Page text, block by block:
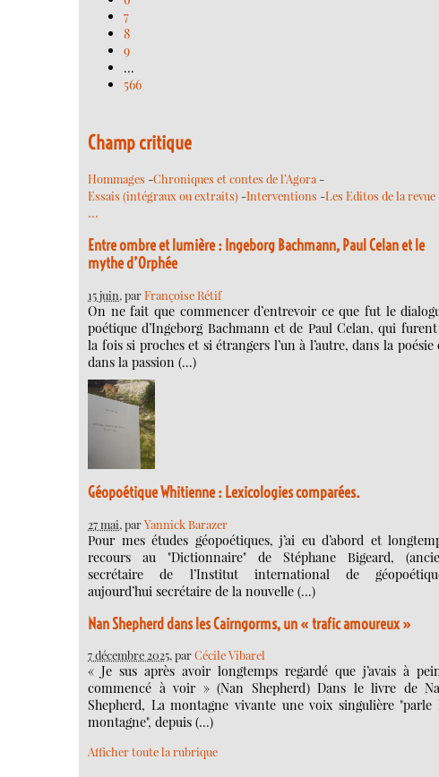
7
8
9
…
566
Champ critique
Hommages -Chroniques et contes de l’Agora -
Essais (intégraux ou extraits) -Interventions -Les Editos de la revue
…
Entre ombre et lumière : Ingeborg Bachmann, Paul Celan et le
mythe d’Orphée
15 juin, parFrançoise Rétif
On ne fait que commencer d’entrevoir ce que fut le
poétique d’Ingeborg Bachmann et de Paul Celan, qui furent
la fois si proches et si étrangers l’un à l’autre, dans la poésie
dans la passion (…)
Géopoétique Whitienne : Lexicologies comparées.
27 mai, parYannick Barazer
Pour mes études géopoétiques, j’ai eu d’abord et
recours au "Dictionnaire" de Stéphane Bigeard,
secrétaire de l’Institut international de
aujourd’hui secrétaire de la nouvelle (…)
Nan Shepherd dans les Cairngorms, un « trafic amoureux »
7 décembre 2025, parCécile Vibarel
« Je sus après avoir longtemps regardé que j’avais à
commencé à voir » (Nan Shepherd) Dans le livre de
Shepherd, La montagne vivante une voix singulière "parle
montagne", depuis (…)
Afficher toute la rubrique